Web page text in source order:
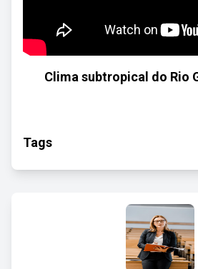
Clima subtropical do Rio
Tags